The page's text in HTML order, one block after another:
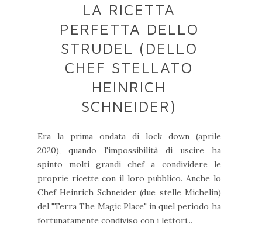
LA RICETTA
PERFETTA DELLO
STRUDEL (DELLO
CHEF STELLATO
HEINRICH
SCHNEIDER)
Era la prima ondata di lock down (aprile
2020), quando l'impossibilità di uscire ha
spinto molti grandi chef a condividere le
proprie ricette con il loro pubblico. Anche lo
Chef Heinrich Schneider (due stelle Michelin)
del "Terra The Magic Place" in quel periodo ha
fortunatamente condiviso con i lettori...